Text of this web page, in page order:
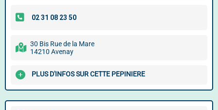
30 Bis Rue de la Mare
14210 Avenay
PLUS D'INFOS SUR CETTE PEPINIERE